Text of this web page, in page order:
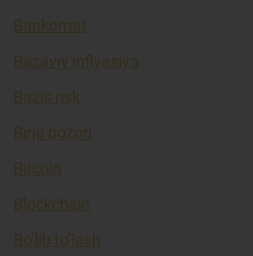
Bankomat
Bazaviy inflyasiya
Bazis risk
Birja bozori
Bitcoin
Blockchain
Bo’lib to’lash